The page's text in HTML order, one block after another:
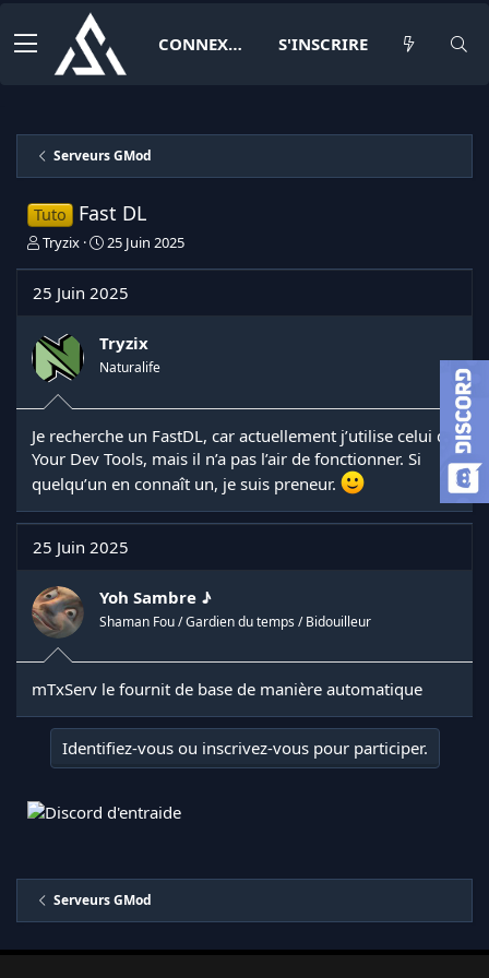
CONNEXION S'INSCRIRE
Serveurs GMod
Tuto Fast DL
I
t
a
e
u
d
e
l
a
d
s
u
s
s
n
Tryzix
D
e
e
d
é
t
25 Juin 2025
25 Juin 2025
Tryzix
Naturalife
Je recherche un FastDL, car actuellement j’utilise celui de
Your Dev Tools, mais il n’a pas l’air de fonctionner. Si
quelqu’un en connaît un, je suis preneur.
25 Juin 2025
Yoh Sambre ♪
Shaman Fou / Gardien du temps / Bidouilleur
mTxServ le fournit de base de manière automatique
Identifiez-vous ou inscrivez-vous pour participer.
Serveurs GMod